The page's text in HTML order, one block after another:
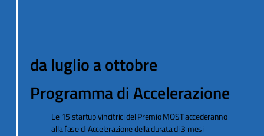
da luglio a ottobre
Programma di Accelerazione
Le 15 startup vincitrici del Premio MOST accederanno
alla fase di Accelerazione della durata di 3 mesi